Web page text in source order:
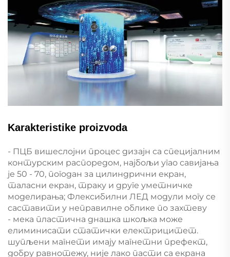
Karakteristike proizvoda
- ПЦБ вишеслојни процес дизајн са специјалним
контурским распоредом, најбољи угао савијања
је 50 - 70, погодан за цилиндрични екран,
таласни екран, траку и друге уметничке
моделирања; Флексибилни ЛЕД модули могу се
саставити у неправилне облике по захтеву
- мека пластична днашка шкољка може
елиминисати статички електрицитет.
шупљени магнети имају магнетни префект,
добру равнотежу, није лако пасти са екрана